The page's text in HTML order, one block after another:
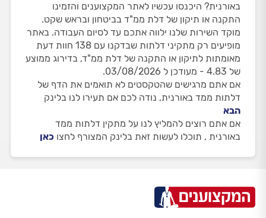
באורנית? היכנסו עכשיו לאתר המקצוענים והזמינו
התקנה או תיקון של דלת ממ"ד בביטחון ובראש שקט.
מוקד השירות שלנו ילווה אתכם עד לסיום העבודה. באתר
מופיעים רק מתקיני דלתות שבדקנו עם 138 חוות דעת
מאומתות לתיקון או התקנה של דלת ממ"ד, בדירוג ממוצע
של 4.83 - מעודכן ל 03/08/2026.
אם אתם מרגישים שהטקסטים לא תואמים את הדף של
דלתות ממד באורנית, נודה לכם אם תעירו לנו בלינק
הבא
אם אתם רוצים להמליץ לנו על מתקין דלתות ממד
באורנית , תוכלו לעשות זאת בלינק המצורף לחצו כאן